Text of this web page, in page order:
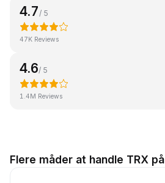
4.7 / 5
47K Reviews
4.6/ 5
1.4M Reviews
Flere måder at handle TRX på